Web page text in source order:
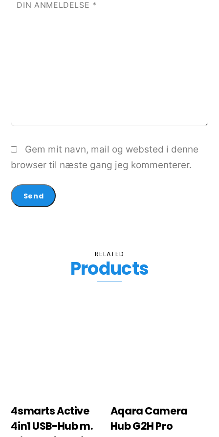
DIN ANMELDELSE *
Gem mit navn, mail og websted i denne
browser til næste gang jeg kommenterer.
RELATED
Products
4smarts Active
4in1 USB-Hub m.
Aqara Camera
Hub G2H Pro